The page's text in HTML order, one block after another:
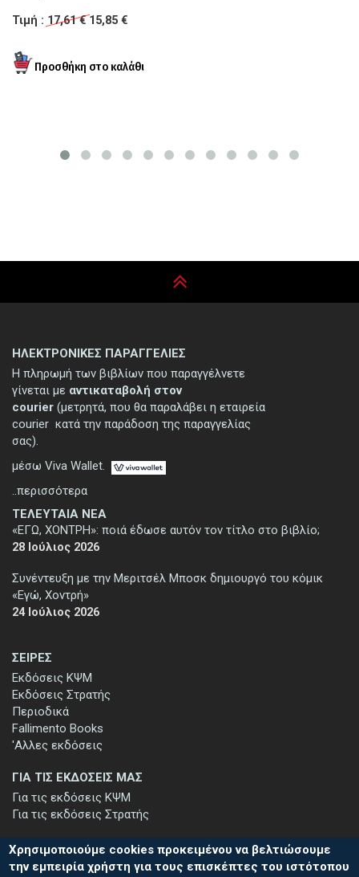
Τιμή : 17,61 €15,85 €
ΣΕΙΡΕΣ
Εκδόσεις ΚΨΜ
Εκδόσεις Στρατής
Περιοδικά
Fallimento Books
'Αλλες εκδόσεις
ΤΕΛΕΥΤΑΙΑ ΝΕΑ
«ΕΓΩ, ΧΟΝΤΡΗ»: ποιά έδωσε αυτόν τον τίτλο στο βιβλίο;
28 Ιούλιος 2026
Συνέντευξη με την Μεριτσέλ Μποσκ δημιουργό του κόμικ
«Εγώ, Χοντρή»
24 Ιούλιος 2026
ΓΙΑ ΤΙΣ ΕΚΔΟΣΕΙΣ ΜΑΣ
Για τις εκδόσεις ΚΨΜ
Για τις εκδόσεις Στρατής
ΗΛΕΚΤΡΟΝΙΚΕΣ ΠΑΡΑΓΓΕΛΙΕΣ
Η πληρωμή των βιβλίων που παραγγέλνετε
γίνεται με αντικαταβολή στον
courier (μετρητά, που θα παραλάβει η εταιρεία
courier κατά την παράδοση της παραγγελίας
σας).
μέσω Viva Wallet.
..περισσότερα
Χρησιμοποιούμε cookies προκειμένου να βελτιώσουμε
την εμπειρία χρήστη για τους επισκέπτες του ιστότοπου